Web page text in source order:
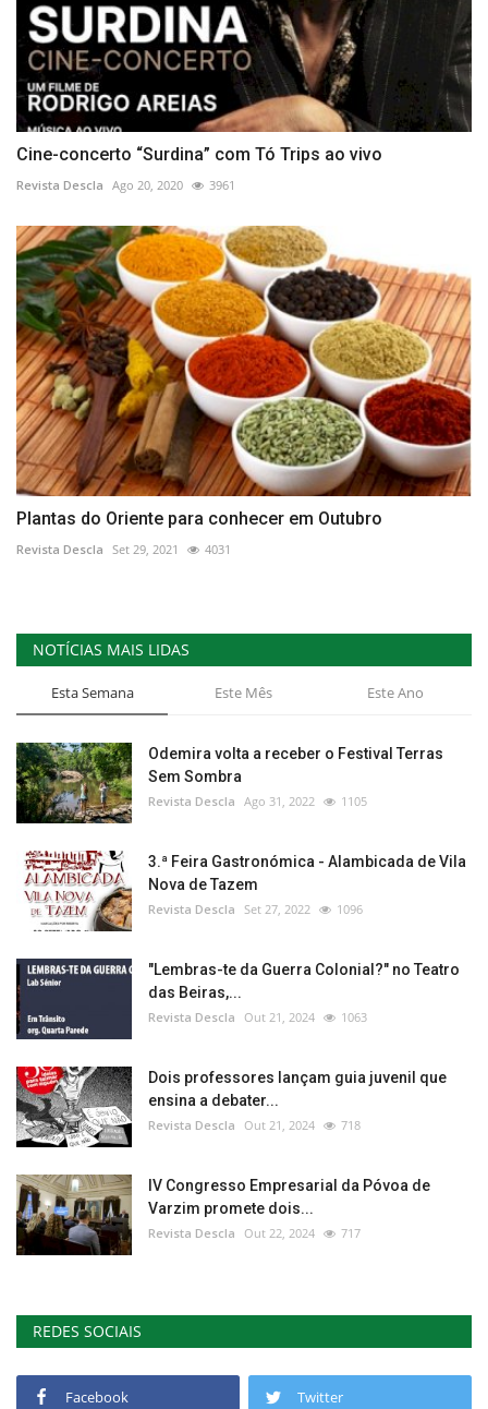
Cine-concerto “Surdina” com Tó Trips ao vivo
Revista Descla Ago 20, 2020 3961
Plantas do Oriente para conhecer em Outubro
Revista Descla Set 29, 2021 4031
NOTÍCIAS MAIS LIDAS
Esta Semana Este Mês Este Ano
Odemira volta a receber o Festival Terras
Sem Sombra
Revista Descla Ago 31, 2022 1105
3.ª Feira Gastronómica - Alambicada de Vila
Nova de Tazem
Revista Descla Set 27, 2022 1096
"Lembras-te da Guerra Colonial?" no Teatro
das Beiras,...
Revista Descla Out 21, 2024 1063
Dois professores lançam guia juvenil que
ensina a debater...
Revista Descla Out 21, 2024 718
IV Congresso Empresarial da Póvoa de
Varzim promete dois...
Revista Descla Out 22, 2024 717
REDES SOCIAIS
Facebook Twitter